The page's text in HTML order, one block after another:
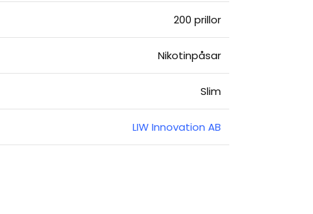
200 prillor
Nikotinpåsar
Slim
LIW Innovation AB